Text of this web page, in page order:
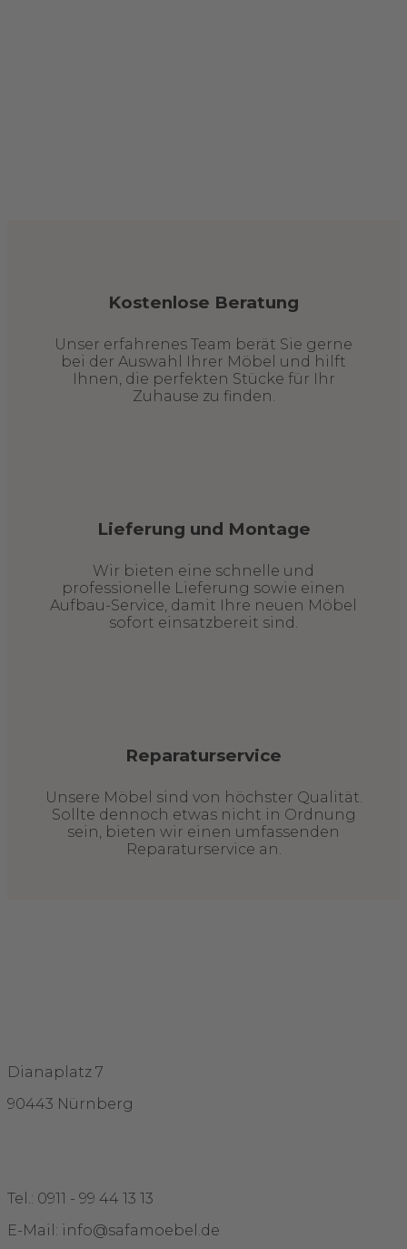
Kostenlose Beratung
Unser erfahrenes Team berät Sie gerne
bei der Auswahl Ihrer Möbel und hilft
Ihnen, die perfekten Stücke für Ihr
Zuhause zu finden.
Lieferung und Montage
Wir bieten eine schnelle und
professionelle Lieferung sowie einen
Aufbau-Service, damit Ihre neuen Möbel
sofort einsatzbereit sind.
Reparaturservice
Unsere Möbel sind von höchster Qualität.
Sollte dennoch etwas nicht in Ordnung
sein, bieten wir einen umfassenden
Reparaturservice an.
Dianaplatz 7
90443 Nürnberg
Tel.: 0911 - 99 44 13 13
E-Mail: info@safamoebel.de